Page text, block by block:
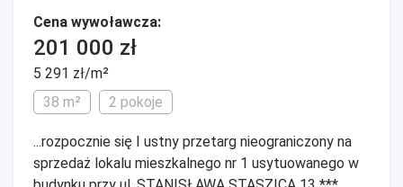
Cena wywoławcza:
201 000 zł
5 291 zł/m²
38 m²
2 pokoje
...rozpocznie się I ustny przetarg nieograniczony na
sprzedaż lokalu mieszkalnego nr 1 usytuowanego w